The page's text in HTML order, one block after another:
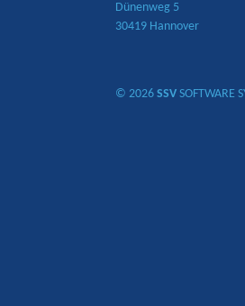
Dünenweg 5
30419 Hannover
© 2026 SSV